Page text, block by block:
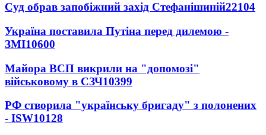
Суд обрав запобіжний захід Стефанішиній22104
Україна поставила Путіна перед дилемою -
ЗМІ10600
Майора ВСП викрили на "допомозі"
військовому в СЗЧ10399
РФ створила "українську бригаду" з полонених
- ISW10128